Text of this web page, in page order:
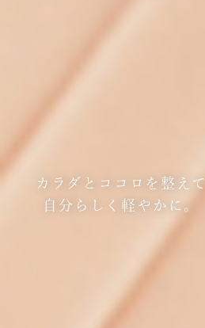
カラダとココロを整えて
自分らしく軽やかに。